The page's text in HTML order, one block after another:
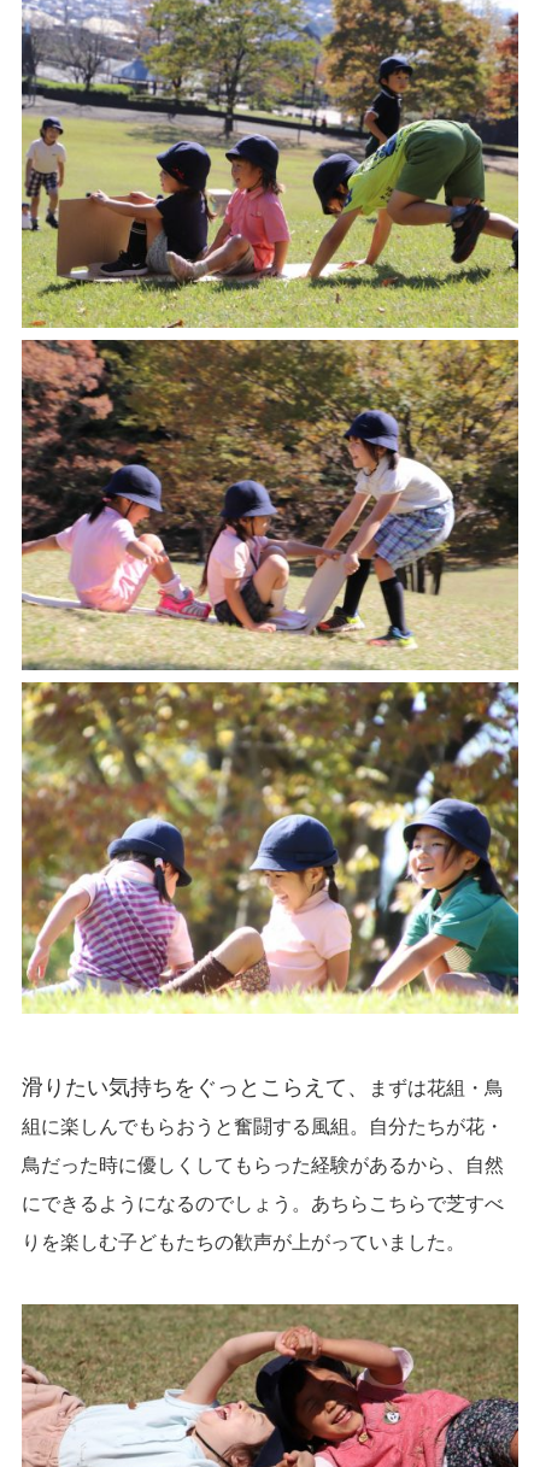
滑りたい気持ちをぐっとこらえて、
まずは花組・鳥
組に楽しんでもらおうと奮闘する風組。自分たちが花・
鳥だった時に優しくしてもらった経験があるから、自然
にできるようになるのでしょう。あちらこちらで芝すべ
りを楽しむ子どもたちの歓声が上がっていました。